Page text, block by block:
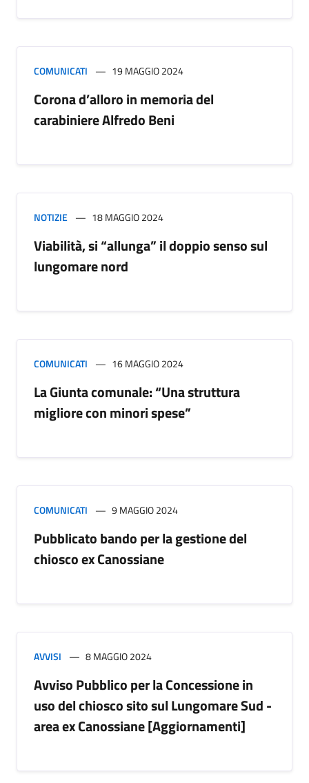
COMUNICATI 19 MAGGIO 2024
Corona d’alloro in memoria del
carabiniere Alfredo Beni
NOTIZIE 18 MAGGIO 2024
Viabilità, si “allunga” il doppio senso sul
lungomare nord
COMUNICATI 16 MAGGIO 2024
La Giunta comunale: “Una struttura
migliore con minori spese”
COMUNICATI 9 MAGGIO 2024
Pubblicato bando per la gestione del
chiosco ex Canossiane
AVVISI 8 MAGGIO 2024
Avviso Pubblico per la Concessione in
uso del chiosco sito sul Lungomare Sud -
area ex Canossiane [Aggiornamenti]